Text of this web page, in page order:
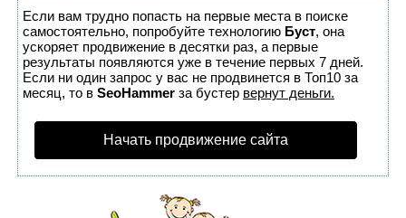
Если вам трудно попасть на первые места в поиске
самостоятельно, попробуйте технологию Буст, она
ускоряет продвижение в десятки раз, а первые
результаты появляются уже в течение первых 7 дней.
Если ни один запрос у вас не продвинется в Топ10 за
месяц, то в SeoHammerза бустер вернут деньги.
Начать продвижение сайта